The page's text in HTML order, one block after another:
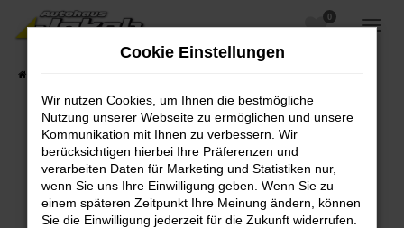
Zum
Hauptinhalt
0
Fehler: Network Error
Beim Laden ist ein Fehler aufgetreten.
Hier sind ein paar Tipps, die dir helfen können:
Cookie Einstellungen
Wir nutzen Cookies, um Ihnen die bestmögliche
Nutzung unserer Webseite zu ermöglichen und unsere
Kommunikation mit Ihnen zu verbessern. Wir
berücksichtigen hierbei Ihre Präferenzen und
verarbeiten Daten für Marketing und Statistiken nur,
wenn Sie uns Ihre Einwilligung geben. Wenn Sie zu
einem späteren Zeitpunkt Ihre Meinung ändern, können
Sie die Einwilligung jederzeit für die Zukunft widerrufen.